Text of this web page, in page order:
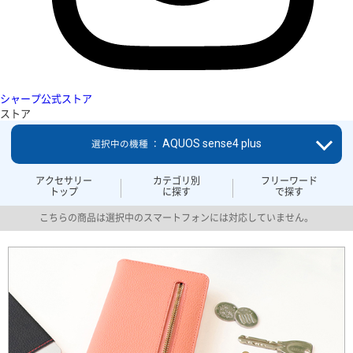
シャープ公式ストア
ストア
アクセサリー
トップ
カテゴリ別
に探す
フリーワード
で探す
選択中の機種 ： AQUOS sense4 plus
こちらの商品は選択中のスマートフォンには対応していません。